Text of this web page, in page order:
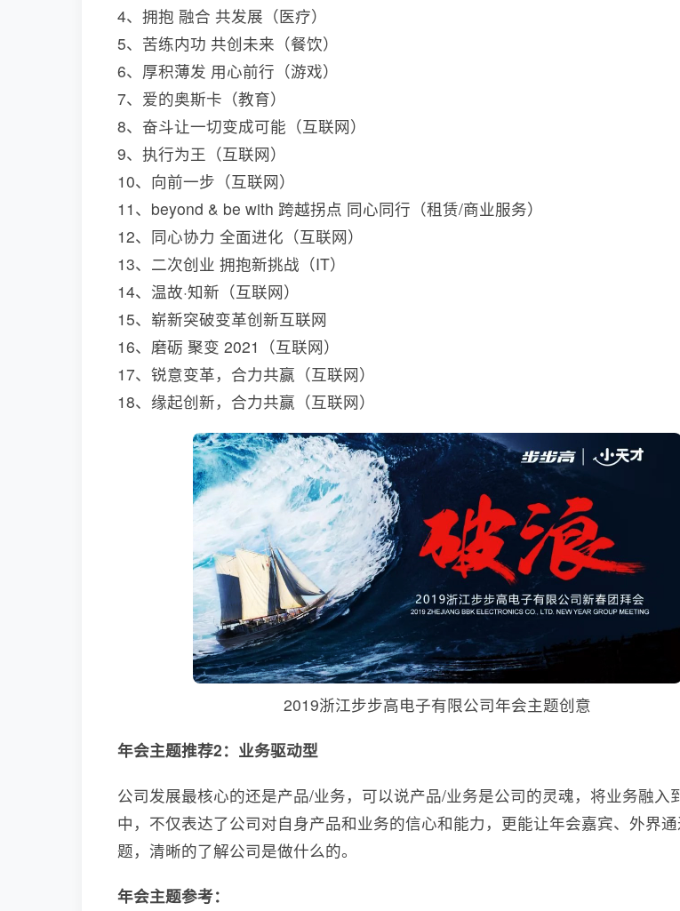
4、拥抱 融合 共发展（医疗）
5、苦练内功 共创未来（餐饮）
6、厚积薄发 用心前行（游戏）
7、爱的奥斯卡（教育）
8、奋斗让一切变成可能（互联网）
9、执行为王（互联网）
10、向前一步（互联网）
11、beyond & be with 跨越拐点 同心同行（租赁/商业服务）
12、同心协力 全面进化（互联网）
13、二次创业 拥抱新挑战（IT）
14、温故·知新（互联网）
15、崭新突破变革创新互联网
16、磨砺 聚变 2021（互联网）
17、锐意变革，合力共赢（互联网）
18、缘起创新，合力共赢（互联网）
2019浙江步步高电子有限公司年会主题创意
年会主题推荐2：业务驱动型
公司发展最核心的还是产品/业务，可以说产品/业务是公司的灵魂，将业务融入
中，不仅表达了公司对自身产品和业务的信心和能力，更能让年会嘉宾、外界
题，清晰的了解公司是做什么的。
年会主题参考：